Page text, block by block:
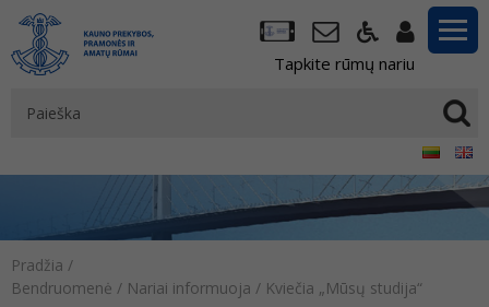
Tapkite rūmų nariu
Pradžia /
Bendruomenė / Nariai informuoja / Kviečia „Mūsų studija“